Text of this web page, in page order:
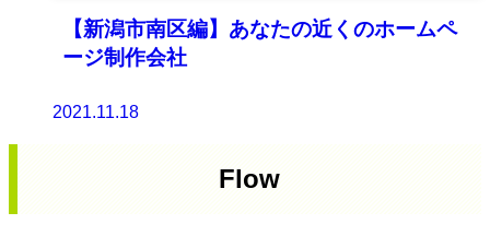
【新潟市南区編】あなたの近くのホームペ
ージ制作会社
2021.11.18
Flow